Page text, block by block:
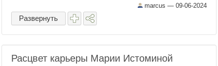
marcus — 09-06-2024
Развернуть
Расцвет карьеры Марии Истоминой